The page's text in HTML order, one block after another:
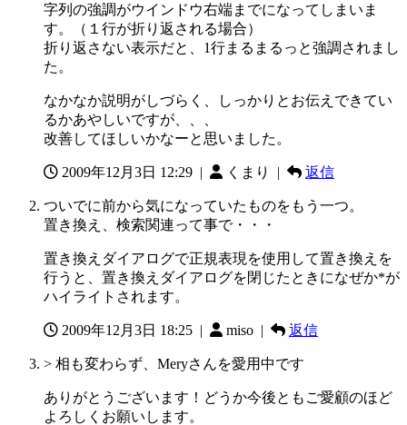
字列の強調がウインドウ右端までになってしまいま
す。（１行が折り返される場合）
折り返さない表示だと、1行まるまるっと強調されまし
た。
なかなか説明がしづらく、しっかりとお伝えできてい
るかあやしいですが、、、
改善してほしいかなーと思いました。
2009年12月3日 12:29 | くまり | 返信
ついでに前から気になっていたものをもう一つ。
置き換え、検索関連って事で・・・
置き換えダイアログで正規表現を使用して置き換えを
行うと、置き換えダイアログを閉じたときになぜか*が
ハイライトされます。
2009年12月3日 18:25 | miso | 返信
> 相も変わらず、Meryさんを愛用中です
ありがとうございます！どうか今後ともご愛顧のほど
よろしくお願いします。